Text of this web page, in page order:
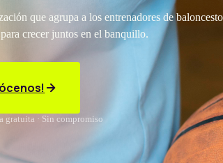
que agrupa a los entrenadores de
crecer juntos en el banquillo.
gratuita · Sin compromiso